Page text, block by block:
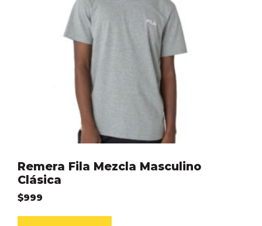
Remera Fila Mezcla Masculino
Clásica
$999